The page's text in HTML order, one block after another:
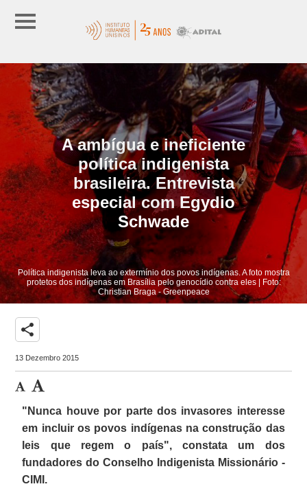
A ambígua e ineficiente
política indigenista
brasileira. Entrevista
especial com Egydio
Schwade
Política indigenista leva ao extermínio dos povos indígenas. A foto mostra
protetos dos indígenas em Brasília pelo genocídio contra eles | Foto:
Christian Braga - Greenpeace
share
13 Dezembro 2015
"Nunca houve por parte dos invasores interesse
em incluir os povos indígenas na construção das
leis que regem o país", constata um dos
fundadores do Conselho Indigenista Missionário -
CIMI.